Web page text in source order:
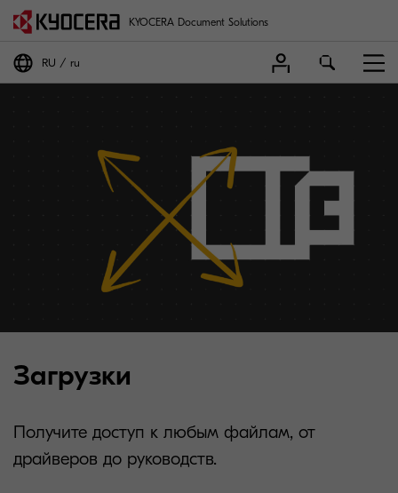
KYOCERA Document Solutions
RU ru
Загрузки
Получите доступ к любым файлам, от
драйверов до руководств.